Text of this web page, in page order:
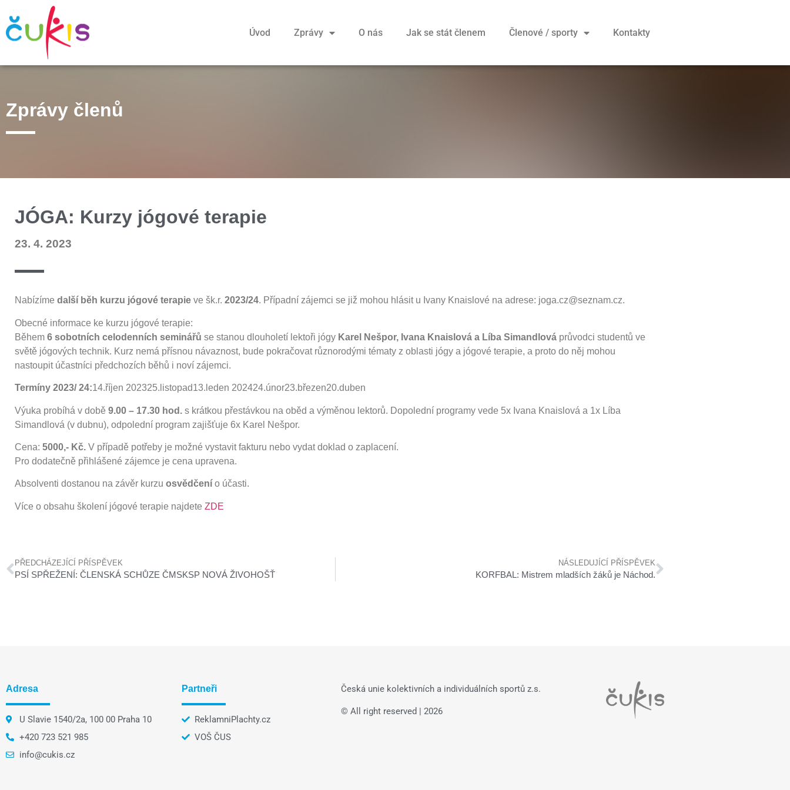
Úvod Zprávy O nás Jak se stát členem Členové / sporty Kontakty
Zprávy členů
JÓGA: Kurzy jógové terapie
23. 4. 2023
Nabízíme další běh kurzu jógové terapie ve šk.r. 2023/24. Případní zájemci se již mohou hlásit u Ivany Knaislové na adrese: joga.cz@seznam.cz.
Obecné informace ke kurzu jógové terapie:
Během 6 sobotních celodenních seminářů se stanou dlouholetí lektoři jógy Karel Nešpor, Ivana Knaislová a Líba Simandlová průvodci studentů ve
světě jógových technik. Kurz nemá přísnou návaznost, bude pokračovat různorodými tématy z oblasti jógy a jógové terapie, a proto do něj mohou
nastoupit účastníci předchozích běhů i noví zájemci.
Termíny 2023/ 24:14.říjen 202325.listopad13.leden 202424.únor23.březen20.duben
Výuka probíhá v době 9.00 – 17.30 hod. s krátkou přestávkou na oběd a výměnou lektorů. Dopolední programy vede 5x Ivana Knaislová a 1x Líba
Simandlová (v dubnu), odpolední program zajišťuje 6x Karel Nešpor.
Cena: 5000,- Kč. V případě potřeby je možné vystavit fakturu nebo vydat doklad o zaplacení.
Pro dodatečně přihlášené zájemce je cena upravena.
Absolventi dostanou na závěr kurzu osvědčení o účasti.
Více o obsahu školení jógové terapie najdete ZDE
PŘEDCHÁZEJÍCÍ PŘÍSPĚVEK
PSÍ SPŘEŽENÍ: ČLENSKÁ SCHŮZE ČMSKSP NOVÁ ŽIVOHOŠŤ
NÁSLEDUJÍCÍ PŘÍSPĚVEK
KORFBAL: Mistrem mladších žáků je Náchod.
Adresa
U Slavie 1540/2a, 100 00 Praha 10
+420 723 521 985
info@cukis.cz
Partneři
ReklamniPlachty.cz
VOŠ ČUS
Česká unie kolektivních a individuálních sportů z.s.
© All right reserved | 2026